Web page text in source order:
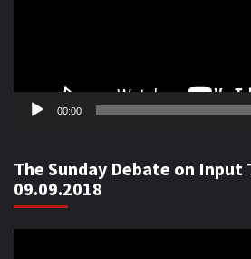
00:00
The Sunday Debate on Input
09.09.2018